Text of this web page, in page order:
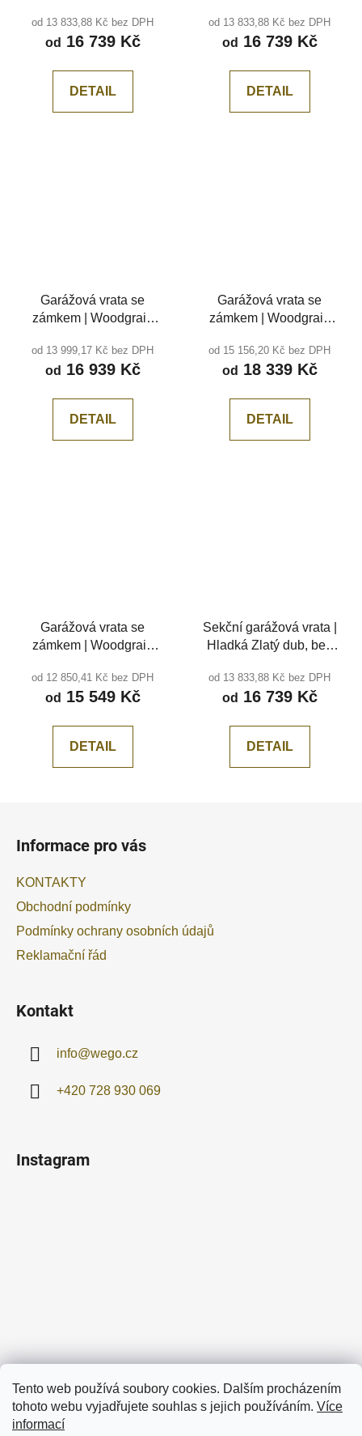
Tento web používá soubory cookies. Dalším procházením
tohoto webu vyjadřujete souhlas s jejich používáním. Více
informací
od 13 833,88 Kč bez DPH
od 16 739 Kč
DETAIL
od 13 833,88 Kč bez DPH
od 16 739 Kč
DETAIL
Garážová vrata se
zámkem | Woodgrain
středová drážka
od 13 999,17 Kč bez DPH
od 16 939 Kč
DETAIL
Garážová vrata se
zámkem | Woodgrain
drážka
od 15 156,20 Kč bez DPH
od 18 339 Kč
DETAIL
Garážová vrata se
zámkem | Woodgrain
středová drážka
od 12 850,41 Kč bez DPH
od 15 549 Kč
DETAIL
Sekční garážová vrata |
Hladká Zlatý dub, bez
od 13 833,88 Kč bez DPH
od 16 739 Kč
DETAIL
Informace pro vás
KONTAKTY
Obchodní podmínky
Podmínky ochrany osobních údajů
Reklamační řád
Kontakt
info@wego.cz
+420 728 930 069
Instagram
Facebook